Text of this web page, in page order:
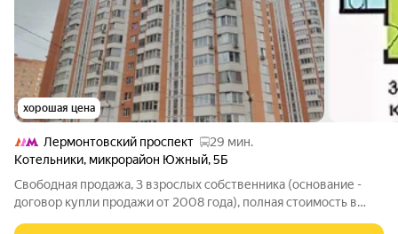
хорошая цена
Лермонтовский проспект
29 мин.
Котельники, микрорайон Южный,5Б
Свободная продажа, 3 взрослых собственника (основание -
договор купли продажи от 2008 года), полная стоимость в